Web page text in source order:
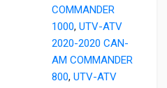
COMMANDER
1000, UTV-ATV
2020-2020 CAN-
AM COMMANDER
800, UTV-ATV